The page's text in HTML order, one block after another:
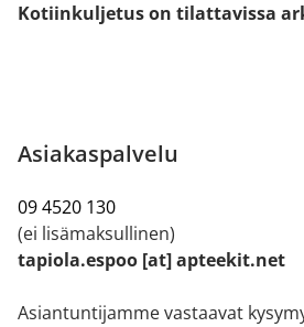
Kotiinkuljetus on tilattavissa
Asiakaspalvelu
09 4520 130
(ei lisämaksullinen)
tapiola.espoo [at] apteekit.net
Asiantuntijamme vastaavat